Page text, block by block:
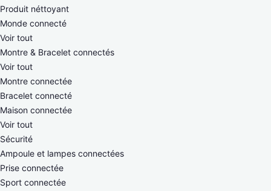
Produit néttoyant
Monde connecté
Voir tout
Montre & Bracelet connectés
Voir tout
Montre connectée
Bracelet connecté
Maison connectée
Voir tout
Sécurité
Ampoule et lampes connectées
Prise connectée
Sport connectée